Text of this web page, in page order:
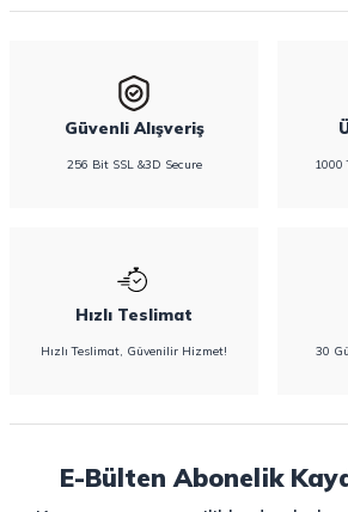
Güvenli Alışveriş
256 Bit SSL &3D Secure 1000
Hızlı Teslimat
Hızlı Teslimat, Güvenilir Hizmet! 30
E-Bülten Abonelik